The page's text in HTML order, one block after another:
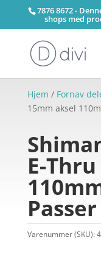
7876 8672 -
shops med
Hjem / Fornav
15mm aksel
E-
Varenummer (SKU):